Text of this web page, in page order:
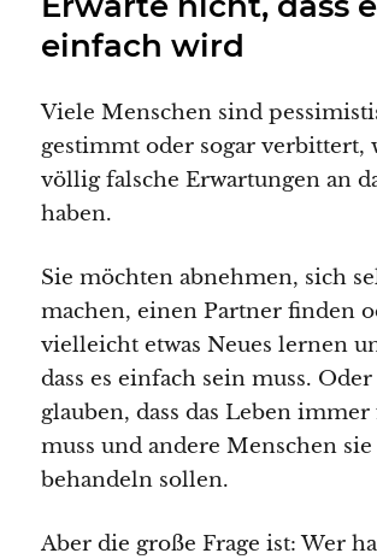
einfach wird
Viele Menschen sind
gestimmt oder sogar verbittert,
völlig falsche Erwartungen an
haben.
Sie möchten abnehmen, sich
machen, einen Partner finden
vielleicht etwas Neues lernen
dass es einfach sein muss. Oder
glauben, dass das Leben
muss und andere Menschen
behandeln sollen.
Aber die große Frage ist: Wer